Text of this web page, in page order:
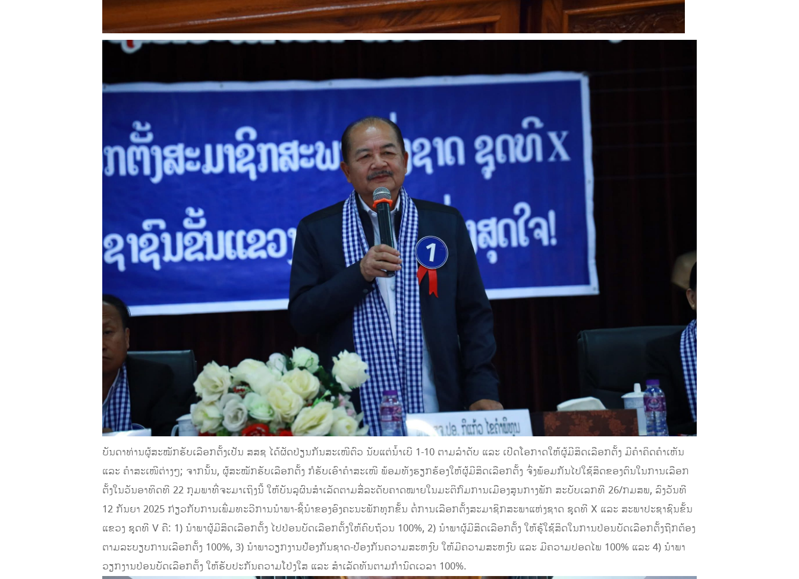
ບັນດາທ່ານຜູ້ສະໝັກຮັບເລືອກຕັ້ງເປັນ ສສຊ ໄດ້ຜັດປ່ຽນກັນສະເໜີຕົວ ນັບແຕ່ນ້ຳເບີ 1-10 ຕາມລຳດັບ ແລະ ເປີດໂອກາດໃຫ້ຜູ້ມີສິດເລືອກຕັ້ງ ມີຄຳຄິດຄຳເຫັນ
ແລະ ຄຳສະເໜີຕ່າງໆ; ຈາກນັ້ນ, ຜູ້ສະໝັກຮັບເລືອກຕັ້ງ ກໍຮັບເອົາຄຳສະເໜີ ພ້ອມທັງຮຽກຮ້ອງໃຫ້ຜູ້ມີສິດເລືອກຕັ້ງ ຈົ່ງພ້ອມກັນໄປໃຊ້ສິດຂອງຕົນໃນການເລືອກ
ຕັ້ງໃນວັນອາທິດທີ 22 ກຸມພາທີ່ຈະມາເຖິງນີ້ ໃຫ້ບັນລຸຜົນສຳເລັດຕາມສີ່ລະດັບຄາດໝາຍໃນມະຕິກົມການເມືອງສູນກາງພັກ ສະບັບເລກທີ 26/ກມສພ, ລົງວັນທີ
12 ກັນຍາ 2025 ກ່ຽວກັບການເພີ່ມທະວີການນຳພາ-ຊີ້ນຳຂອງອົງຄະນະພັກທຸກຂັ້ນ ຕໍ່ການເລືອກຕັ້ງສະມາຊິກສະພາແຫ່ງຊາດ ຊຸດທີ X ແລະ ສະພາປະຊາຊົນຂັ້ນ
ແຂວງ ຊຸດທີ V ຄື: 1) ນຳພາຜູ້ມີສິດເລືອກຕັ້ງ ໄປປ່ອນບັດເລືອກຕັ້ງໃຫ້ຄົບຖ້ວນ 100%, 2) ນຳພາຜູ້ມີສິດເລືອກຕັ້ງ ໃຫ້ຮູ້ໃຊ້ສິດໃນການປ່ອນບັດເລືອກຕັ້ງຖືກຕ້ອງ
ຕາມລະບຽບການເລືອກຕັ້ງ 100%, 3) ນຳພາວຽກງານປ້ອງກັນຊາດ-ປ້ອງກັນຄວາມສະຫງົບ ໃຫ້ມີຄວາມສະຫງົບ ແລະ ມີຄວາມປອດໄພ 100% ແລະ 4) ນຳພາ
ວຽກງານປ່ອນບັດເລືອກຕັ້ງ ໃຫ້ຮັບປະກັນຄວາມໂປ່ງໃສ ແລະ ສຳເລັດທັນຕາມກຳນົດເວລາ 100%.